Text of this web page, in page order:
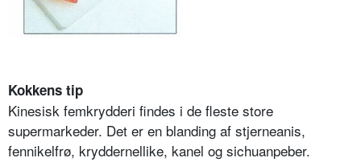
Kokkens tip
Kinesisk femkrydderi findes i de fleste store
supermarkeder. Det er en blanding af stjerneanis,
fennikelfrø, kryddernellike, kanel og sichuanpeber.